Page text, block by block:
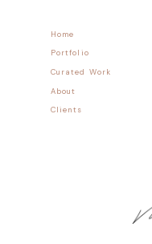
Home
Portfolio
Curated Work
About
Clients